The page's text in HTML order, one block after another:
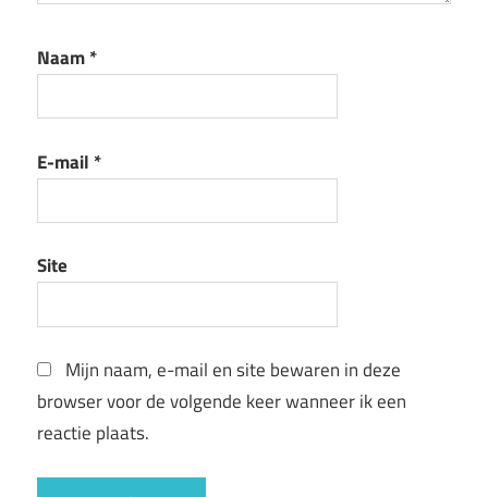
Naam*
E-mail *
Site
Mijn naam, e-mail en site bewaren in deze
browser voor de volgende keer wanneer ik een
reactie plaats.